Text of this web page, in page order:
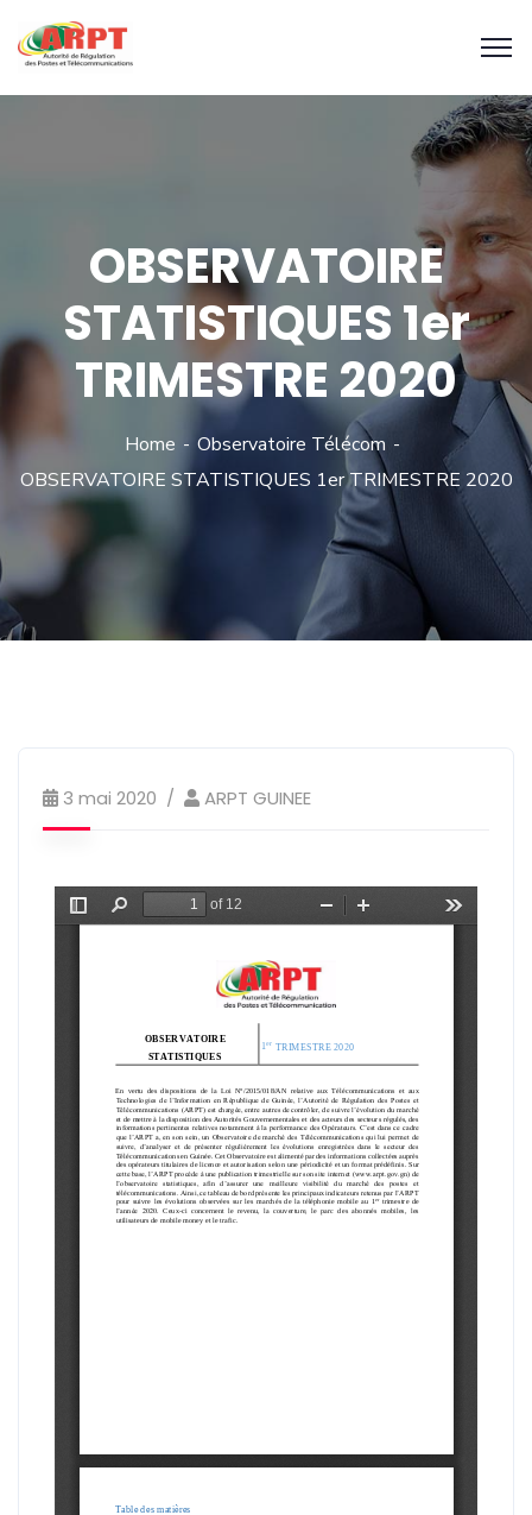
OBSERVATOIRE
STATISTIQUES 1er
TRIMESTRE 2020
Home
Observatoire Télécom
OBSERVATOIRE STATISTIQUES 1er TRIMESTRE 2020
3 mai 2020 ARPT GUINEE